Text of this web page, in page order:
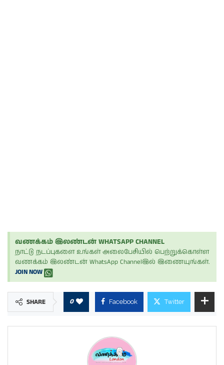
வணக்கம் இலண்டன் WHATSAPP CHANNEL
நாட்டு நடப்புகளை உங்கள் அலைபேசியில் பெற்றுக்கொள்ள
வணக்கம் இலண்டன் WhatsApp Channelஇல் இணையுங்கள்.
JOIN NOW
SHARE 0 Facebook Twitter